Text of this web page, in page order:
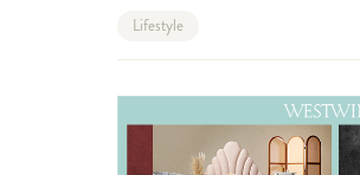
Lifestyle